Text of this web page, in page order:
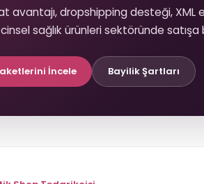
avantajı, dropshipping desteği,
sağlık ürünleri sektöründe satışa
İncele Bayilik Şartları